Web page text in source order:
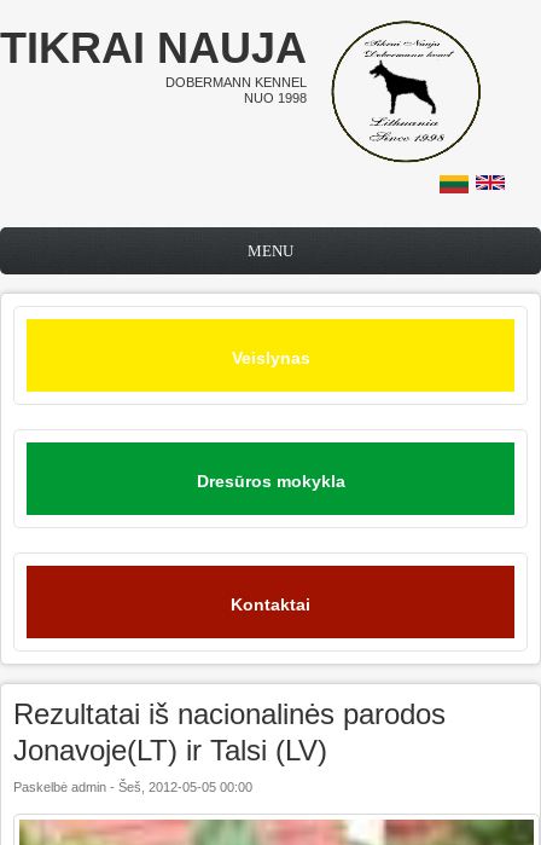
Pereiti į pagrindinį turinį
TIKRAI NAUJA
DOBERMANN KENNEL
NUO 1998
MENU
Veislynas
Dresūros mokykla
Kontaktai
Rezultatai iš nacionalinės parodos
Jonavoje(LT) ir Talsi (LV)
Paskelbė admin - Šeš, 2012-05-05 00:00